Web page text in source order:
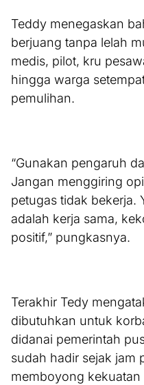
Teddy menegaskan
berjuang tanpa lelah
medis, pilot, kru
hingga warga
pemulihan.
“Gunakan pengaruh
Jangan menggiring
petugas tidak bekerja.
adalah kerja sama,
positif,” pungkasnya.
Terakhir Tedy
dibutuhkan untuk
didanai pemerintah
sudah hadir sejak jam
memboyong